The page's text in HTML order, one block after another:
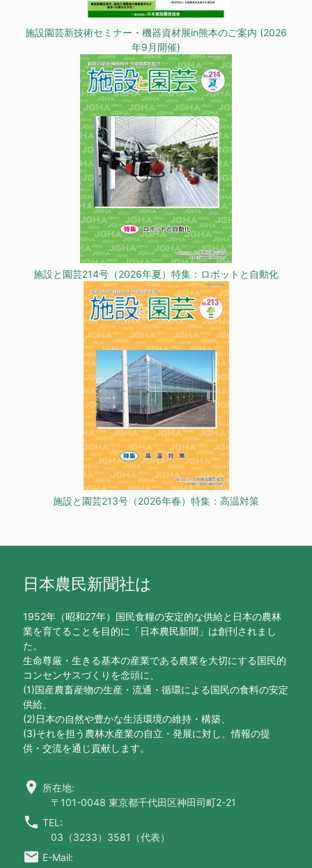
施設園芸新技術セミナー・機器資材展in熊本のご案内 (2026
年9月開催)
施設と園芸214号（2026年夏）特集：ロボットと自動化
施設と園芸213号（2026年春）特集：高温対策
日本農民新聞社は
1952年（昭和27年）国民食糧の安定的な供給と日本の農林
業を育てることを目的に「日本農民新聞」は創刊されまし
た。
生命尊厳・生きる基本の産業である農業を大切にする国民的
コンセンサスづくりを念頭に、
(1)国産農畜産物の生産・流通・循環による国民の食料の安定
供給、
(2)日本の自然や豊かな生活環境の維持・構築、
(3)それを担う農林水産業の自立・発展に対し、情報の提
供・交流を通じ貢献します。
location_on 所在地:
〒101-0048 東京都千代田区神田司町2-21
call TEL:
03（3233）3581（代表）
email E-Mail: